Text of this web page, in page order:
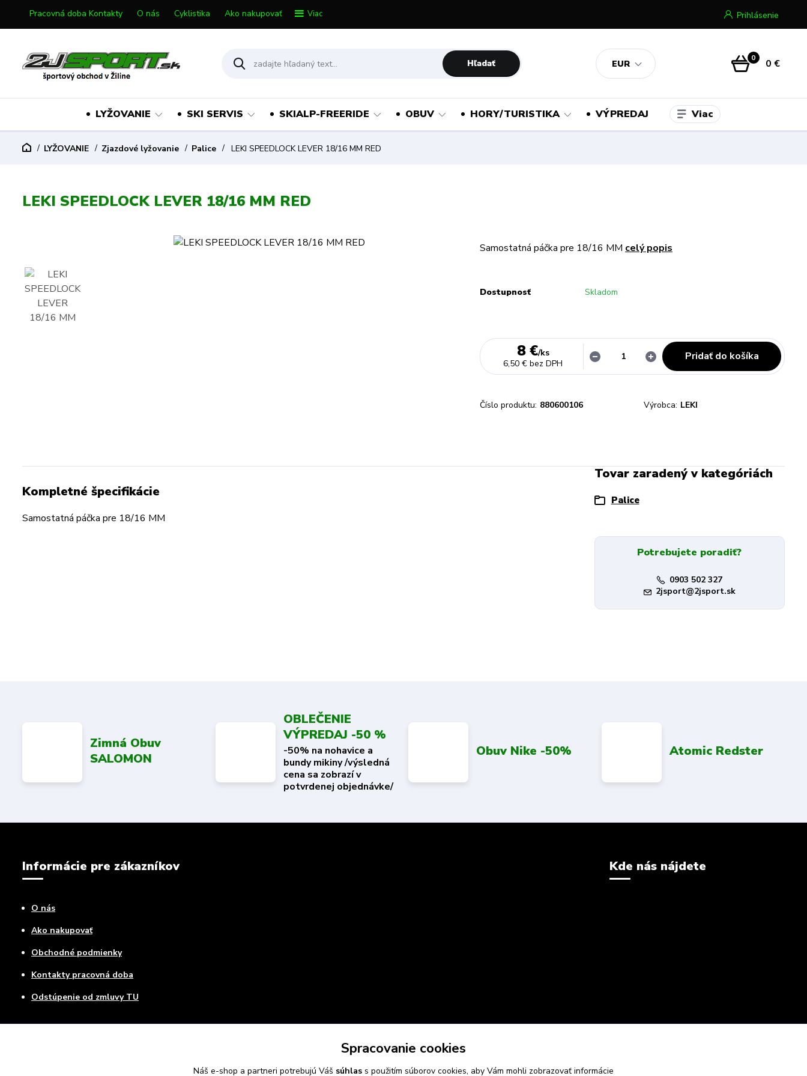
Pracovná doba Kontakty O nás Cyklistika Ako nakupovať Viac
EUR
Prihlásenie
Hľadať 0 0 €
LYŽOVANIE SKI SERVIS SKIALP-FREERIDE OBUV HORY/TURISTIKA VÝPREDAJ Viac
LYŽOVANIE Zjazdové lyžovanie Palice LEKI SPEEDLOCK LEVER 18/16 MM RED
LEKI SPEEDLOCK LEVER 18/16 MM RED
Samostatná páčka pre 18/16 MM celý popis
Dostupnosť Skladom
8 €/ks
6,50 € bez DPH
Pridať do košíka
Číslo produktu: 880600106 Výrobca: LEKI
Kompletné špecifikácie
Samostatná páčka pre 18/16 MM
Tovar zaradený v kategóriách
Palice
Potrebujete poradiť?
0903 502 327
2jsport@2jsport.sk
Zimná Obuv
SALOMON
OBLEČENIE
VÝPREDAJ -50 %
-50% na nohavice a
bundy mikiny /výsledná
cena sa zobrazí v
potvrdenej objednávke/
Obuv Nike -50% Atomic Redster
Informácie pre zákazníkov
O nás
Ako nakupovať
Obchodné podmienky
Kontakty pracovná doba
Odstúpenie od zmluvy TU
Kde nás nájdete
Spracovanie cookies
Náš e-shop a partneri potrebujú Váš súhlas s použitím súborov cookies, aby Vám mohli zobrazovať informácie